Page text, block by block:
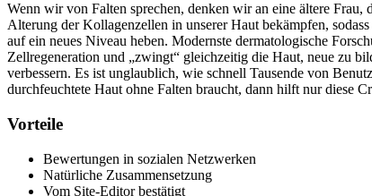
Wenn wir von Falten sprechen, denken wir an eine ältere
Alterung der Kollagenzellen in unserer Haut bekämpfen,
auf ein neues Niveau heben. Modernste dermatologische
Zellregeneration und „zwingt“ gleichzeitig die Haut, neue zu
verbessern. Es ist unglaublich, wie schnell Tausende von
durchfeuchtete Haut ohne Falten braucht, dann hilft nur diese
Vorteile
Bewertungen in sozialen Netzwerken
Natürliche Zusammensetzung
Vom Site-Editor bestätigt